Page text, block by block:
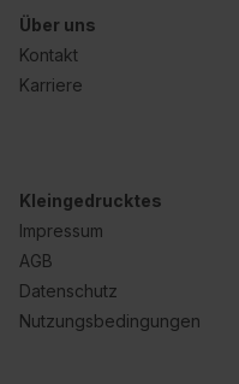
Über uns
Kontakt
Karriere
Kleingedrucktes
Impressum
AGB
Datenschutz
Nutzungsbedingungen